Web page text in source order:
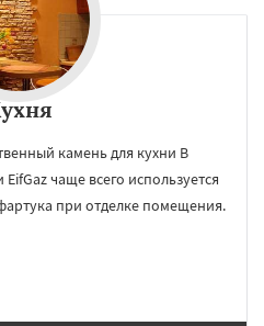
Родники
Хорлово
камень для кухни В
чаще всего используется
при отделке помещения.
персональных данных